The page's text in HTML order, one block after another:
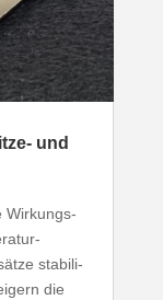
und
Wirkungs­
stabi­li­
die